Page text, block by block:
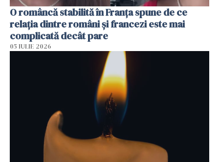
O româncă stabilită în Franța spune de ce
relația dintre români și francezi este mai
complicată decât pare
05 IULIE 2026